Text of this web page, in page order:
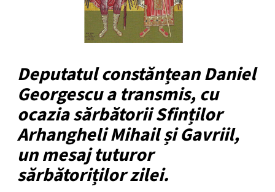
Deputatul constănțean Daniel
Georgescu a transmis, cu
ocazia sărbătorii Sfinților
Arhangheli Mihail și Gavriil,
un mesaj tuturor
sărbătoriților zilei.